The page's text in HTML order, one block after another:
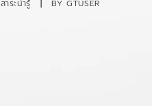
สาระน่ารู้ | BYGTUSER